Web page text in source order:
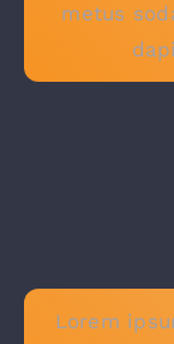
metus
Lorem